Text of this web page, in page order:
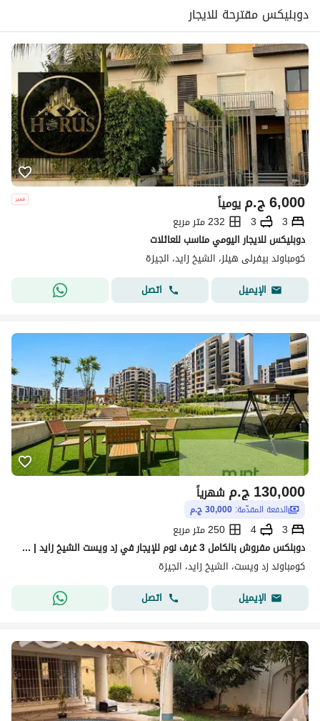
دوبليكس مقترحة للايجار
ج.م6,000 يومياً
3
3
232 متر مربع
دوبليكس للايجار اليومي مناسب للعائلات
كومباوند بيفرلى هيلز، الشيخ زايد، الجيزة
الإيميل
اتصل
ج.م130,000 شهرياً
الدفعة المقدّمة: 30,000 ج.م
3
4
250 متر مربع
دوبلكس مفروش بالكامل 3 غرف نوم للإيجار في زد ويست الشيخ زايد | ماينت هوسبيتاليتي (MYNT Hospitality)
كومباوند زد ويست، الشيخ زايد، الجيزة
الإيميل
اتصل